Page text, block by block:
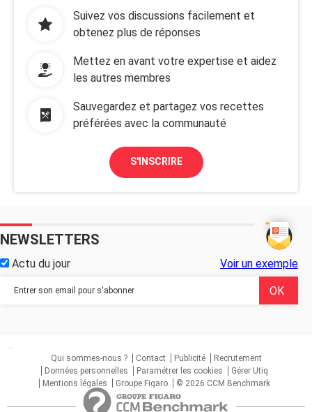
Suivez vos discussions facilement et
obtenez plus de réponses
Mettez en avant votre expertise et aidez
les autres membres
Sauvegardez et partagez vos recettes
préférées avec la communauté
S'INSCRIRE
NEWSLETTERS
Actu du jour Voir un exemple
...
Qui sommes-nous ?
Contact Publicité
Recrutement
Données personnelles
Paramétrer les cookies
Gérer Utiq
Mentions légales
Groupe Figaro © 2026 CCM Benchmark